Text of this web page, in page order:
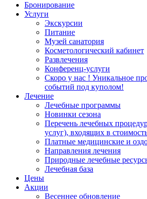
Бронирование
Услуги
Экскурсии
Питание
Музей санатория
Косметологический кабинет
Развлечения
Конференц-услуги
Скоро у нас ! Уникальное
событий под куполом!
Лечение
Лечебные программы
Новинки сезона
Перечень лечебных
услуг), входящих в
Платные медицинские и
Направления лечения
Природные лечебные
Лечебная база
Цены
Акции
Весеннее обновление